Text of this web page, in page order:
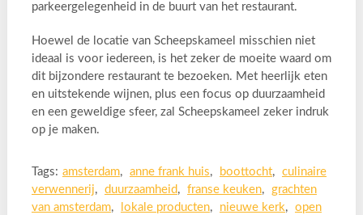
parkeergelegenheid in de buurt van het restaurant.
Hoewel de locatie van Scheepskameel misschien niet
ideaal is voor iedereen, is het zeker de moeite waard om
dit bijzondere restaurant te bezoeken. Met heerlijk eten
en uitstekende wijnen, plus een focus op duurzaamheid
en een geweldige sfeer, zal Scheepskameel zeker indruk
op je maken.
Tags: amsterdam, anne frank huis, boottocht, culinaire
verwennerij, duurzaamheid, franse keuken, grachten
van amsterdam, lokale producten, nieuwe kerk, open